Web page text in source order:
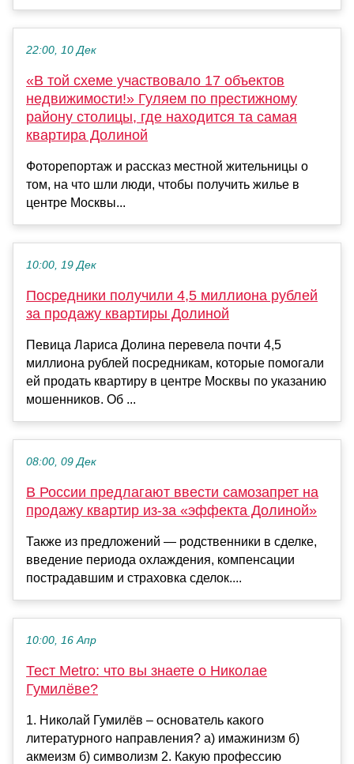
22:00, 10 Дек
«В той схеме участвовало 17 объектов
недвижимости!» Гуляем по престижному
району столицы, где находится та самая
квартира Долиной
Фоторепортаж и рассказ местной жительницы о
том, на что шли люди, чтобы получить жилье в
центре Москвы...
10:00, 19 Дек
Посредники получили 4,5 миллиона рублей
за продажу квартиры Долиной
Певица Лариса Долина перевела почти 4,5
миллиона рублей посредникам, которые помогали
ей продать квартиру в центре Москвы по указанию
мошенников. Об ...
08:00, 09 Дек
В России предлагают ввести самозапрет на
продажу квартир из-за «эффекта Долиной»
Также из предложений — родственники в сделке,
введение периода охлаждения, компенсации
пострадавшим и страховка сделок....
10:00, 16 Апр
Тест Metro: что вы знаете о Николае
Гумилёве?
1. Николай Гумилёв – основатель какого
литературного направления? а) имажинизм б)
акмеизм б) символизм 2. Какую профессию